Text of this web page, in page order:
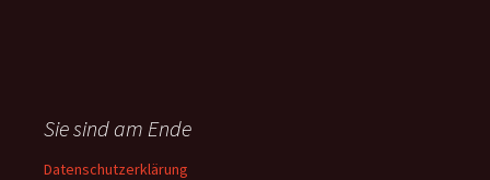
Sie sind am Ende
Datenschutzerklärung